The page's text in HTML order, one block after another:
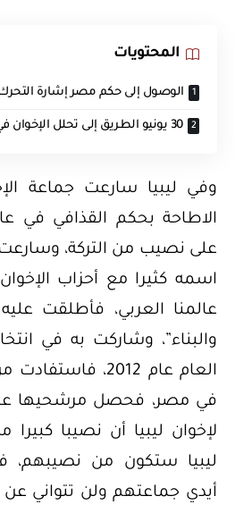
المحتويات
الوصول إلى حكم مصر إشارة التحرك:
30 يونيو الطريق إلى تحلل الإخوان في مصر والعالم العربي:
وفي ليبيا سارعت جماعة
على نصيب من التركة، وسارعت
اسمه كثيرا مع أحزاب
عالمنا العربي، فأطلقت
والبناء”، وشاركت به في
العام عام 2012،
في مصر، فحصل مرشحيها على
لإخوان ليبيا أن نصيبا
ليبيا ستكون من نصيبهم،
أيدي جماعتهم ولن تتواني عن